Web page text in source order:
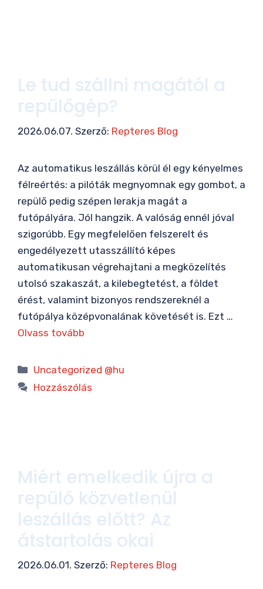
Le tud szállni magától a
repülőgép?
2026.06.07. Szerző: Repteres Blog
Az automatikus leszállás körül él egy kényelmes
félreértés: a pilóták megnyomnak egy gombot, a
repülő pedig szépen lerakja magát a
futópályára. Jól hangzik. A valóság ennél jóval
szigorúbb. Egy megfelelően felszerelt és
engedélyezett utasszállító képes
automatikusan végrehajtani a megközelítés
utolsó szakaszát, a kilebegtetést, a földet
érést, valamint bizonyos rendszereknél a
futópálya középvonalának követését is. Ezt …
Olvass tovább
Kategória
Uncategorized @hu
Hozzászólás
Miért emelkedik újra a
repülő közvetlenül
leszállás előtt? Az
átstartolás okai
2026.06.01. Szerző: Repteres Blog